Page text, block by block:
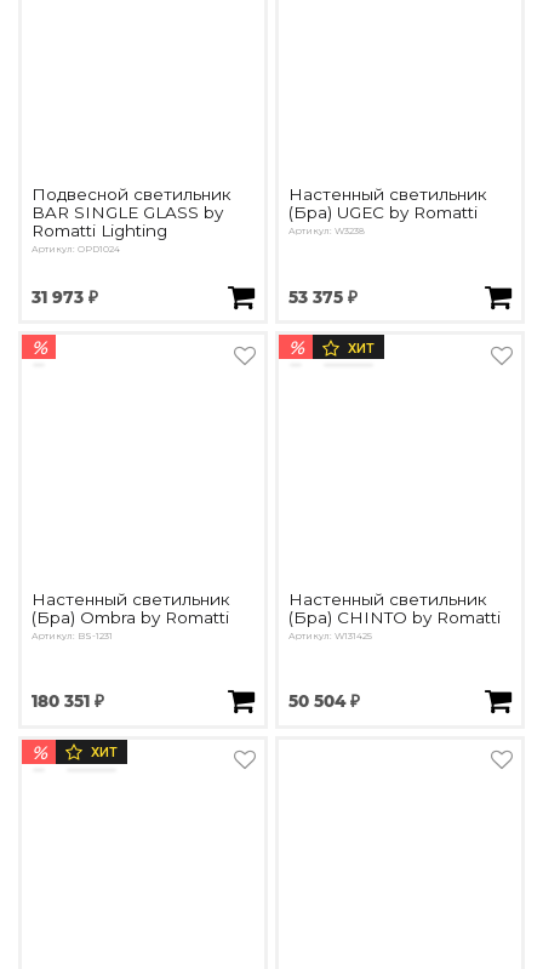
Подвесной светильник
BAR SINGLE GLASS by
Romatti Lighting
Артикул: OPD1024
31 973 ₽
Настенный светильник
(Бра) UGEC by Romatti
Артикул: W3238
53 375 ₽
%
Настенный светильник
(Бра) Ombra by Romatti
Артикул: BS-1231
180 351 ₽
% ХИТ
Настенный светильник
(Бра) CHINTO by Romatti
Артикул: W131425
50 504 ₽
% ХИТ